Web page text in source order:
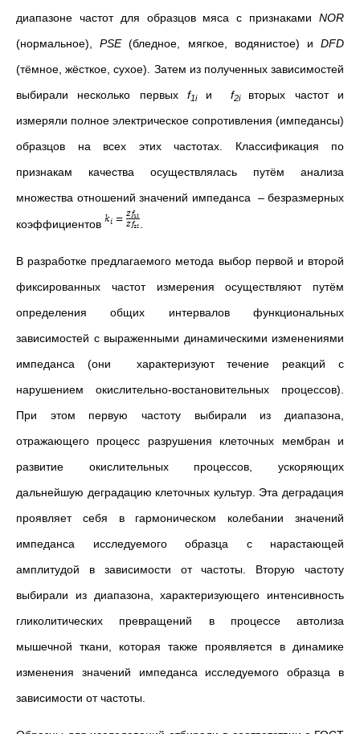
диапазоне частот для образцов мяса с признаками NOR
(нормальное),PSE(бледное, мягкое, водянистое) иDFD
(тёмное, жёсткое, сухое). Затем из полученных зависимостей
выбирали несколько первых f1iи f2i вторых частот и
измеряли полное электрическое сопротивления (импедансы)
образцов на всех этих частотах. Классификация по
признакам качества осуществлялась путём анализа
множества отношений значений импеданса – безразмерных
коэффициентов
В разработке предлагаемого метода выбор первой и второй
фиксированных частот измерения осуществляют путём
определения общих интервалов функциональных
зависимостей с выраженными динамическими изменениями
импеданса (они характеризуют течение реакций с
нарушением окислительно-востановительных процессов).
При этом первую частоту выбирали из диапазона,
отражающего процесс разрушения клеточных мембран и
развитие окислительных процессов, ускоряющих
дальнейшую деградацию клеточных культур. Эта деградация
проявляет себя в гармоническом колебании значений
импеданса исследуемого образца с нарастающей
амплитудой в зависимости от частоты. Вторую частоту
выбирали из диапазона, характеризующего интенсивность
гликолитических превращений в процессе автолиза
мышечной ткани, которая также проявляется в динамике
изменения значений импеданса исследуемого образца в
зависимости от частоты.